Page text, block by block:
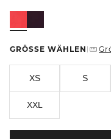
GRÖSSE WÄHLEN
XS S
XXL